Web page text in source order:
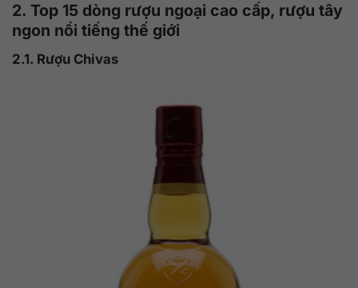
2. Top 15 dòng rượu ngoại cao cấp, rượu tây
ngon nổi tiếng thế giới
2.1. Rượu Chivas